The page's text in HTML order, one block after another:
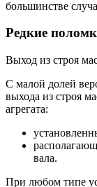
большинстве
Редкие
Выход из строя
С малой долей
выхода из строя
агрегата:
вала.
При любом типе